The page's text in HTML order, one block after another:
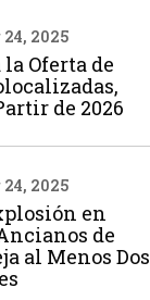
24, 2025
la Oferta de
de 2026
24, 2025
en
de
al Menos Dos